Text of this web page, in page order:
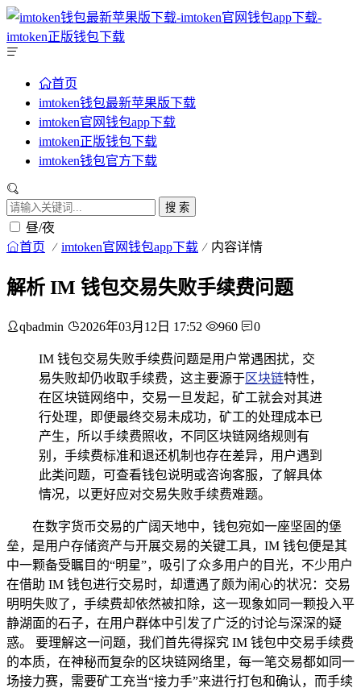
首页
imtoken钱包最新苹果版下载
imtoken官网钱包app下载
imtoken正版钱包下载
imtoken钱包官方下载
搜 索
昼/夜
首页 imtoken官网钱包app下载 内容详情
解析 IM 钱包交易失败手续费问题
qbadmin 2026年03月12日 17:52 960 0
IM 钱包交易失败手续费问题是用户常遇困扰，交
易失败却仍收取手续费，这主要源于区块链特性，
在区块链网络中，交易一旦发起，矿工就会对其进
行处理，即便最终交易未成功，矿工的处理成本已
产生，所以手续费照收，不同区块链网络规则有
别，手续费标准和退还机制也存在差异，用户遇到
此类问题，可查看钱包说明或咨询客服，了解具体
情况，以更好应对交易失败手续费难题。
在数字货币交易的广阔天地中，钱包宛如一座坚固的堡
垒，是用户存储资产与开展交易的关键工具，IM 钱包便是其
中一颗备受瞩目的“明星”，吸引了众多用户的目光，不少用户
在借助 IM 钱包进行交易时，却遭遇了颇为闹心的状况：交易
明明失败了，手续费却依然被扣除，这一现象如同一颗投入平
静湖面的石子，在用户群体中引发了广泛的讨论与深深的疑
惑。 要理解这一问题，我们首先得探究 IM 钱包中交易手续费
的本质，在神秘而复杂的区块链网络里，每一笔交易都如同一
场接力赛，需要矿工充当“接力手”来进行打包和确认，而手续